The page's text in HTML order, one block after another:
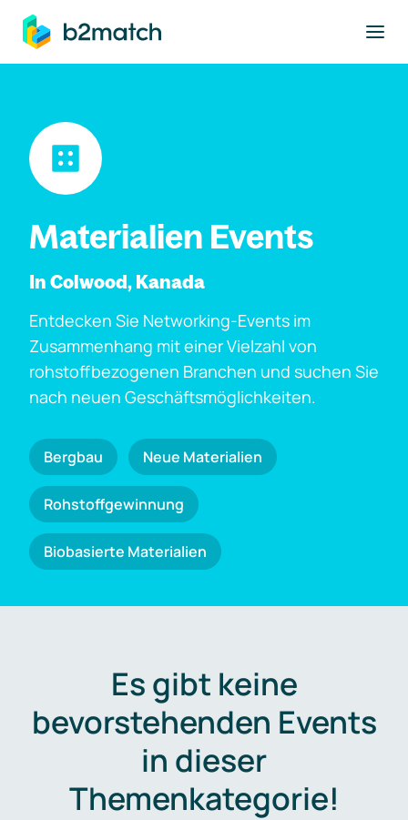
springen
Materialien Events
In Colwood, Kanada
Entdecken Sie Networking-Events im
Zusammenhang mit einer Vielzahl von
rohstoffbezogenen Branchen und suchen Sie
nach neuen Geschäftsmöglichkeiten.
Bergbau Neue Materialien
Rohstoffgewinnung
Biobasierte Materialien
Es gibt keine
bevorstehenden Events
in dieser
Themenkategorie!